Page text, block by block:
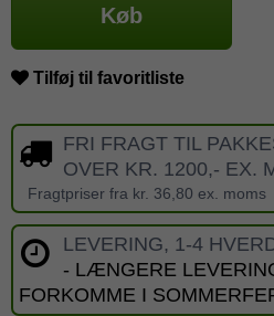
Køb
Tilføj til favoritliste
FRI FRAGT TIL
OVER KR. 1200,- EX.
Fragtpriser fra kr. 36,80 ex. moms
LEVERING, 1-4
- LÆNGERE
FORKOMME I